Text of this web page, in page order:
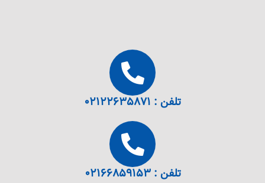
تلفن : ۰۲۱۲۲۶۳۵۸۷۱
تلفن : ۰۲۱۶۶۸۵۹۱۵۳